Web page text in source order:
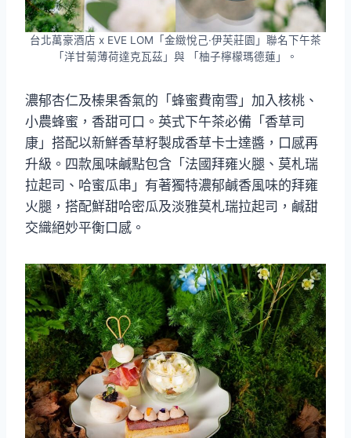
台北萬豪酒店 x EVE LOM「金緻悅己·伊芙莊園」聯名下午茶
「洋甘菊薄荷達克瓦茲」與 「柚子檸檬瑪德蓮」。
濃郁杏仁及榛果香氣的「蜂蜜費南雪」加入核桃、
小農蜂蜜，香甜可口。英式下午茶必備「香草司
康」搭配以新鮮香草籽製成香草卡士達醬，口感再
升級。四款風味鹹點包含「法國拜雍火腿、莫札瑞
拉起司、哈蜜瓜串」有著獨特濃郁鹹香風味的拜雍
火腿，搭配鮮甜哈密瓜及淡雅莫札瑞拉起司，鹹甜
交織絕妙平衡口感。